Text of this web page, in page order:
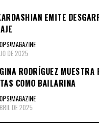
EMITE
DE 2025
RODRÍGUEZ MUESTRA
COMO BAILARINA
DE 2025